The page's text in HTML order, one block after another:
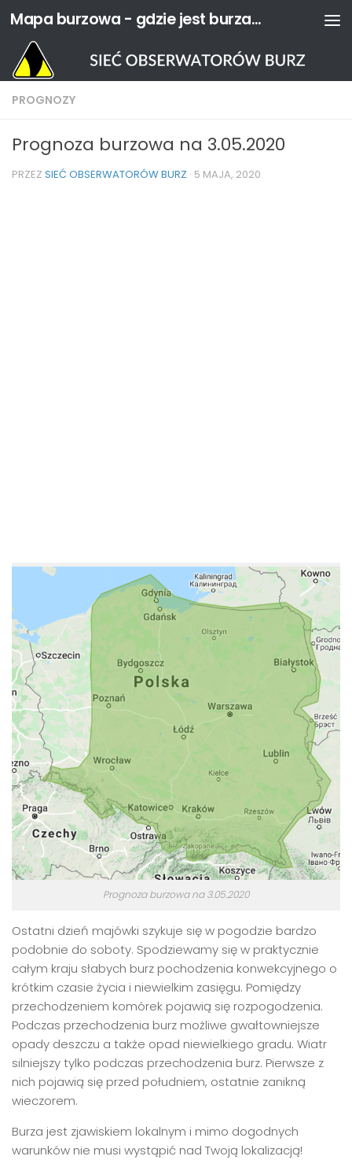
Przejdź do treści Mapa burzowa - gdzie jest burza? | Sieć Obserwatorów Burz
PROGNOZY
Prognoza burzowa na 3.05.2020
PRZEZ SIEĆ OBSERWATORÓW BURZ · 5 MAJA, 2020
Prognoza burzowa na 3.05.2020
Ostatni dzień majówki szykuje się w pogodzie bardzo
podobnie do soboty. Spodziewamy się w praktycznie
całym kraju słabych burz pochodzenia konwekcyjnego o
krótkim czasie życia i niewielkim zasięgu. Pomiędzy
przechodzeniem komórek pojawią się rozpogodzenia.
Podczas przechodzenia burz możliwe gwałtowniejsze
opady deszczu a także opad niewielkiego gradu. Wiatr
silniejszy tylko podczas przechodzenia burz. Pierwsze z
nich pojawią się przed południem, ostatnie zanikną
wieczorem.
Burza jest zjawiskiem lokalnym i mimo dogodnych
warunków nie musi wystąpić nad Twoją lokalizacją!